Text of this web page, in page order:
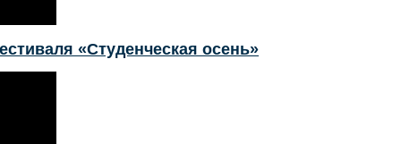
«Студенческая осень»